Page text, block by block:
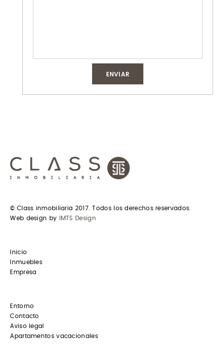
© Class inmobiliaria 2017. Todos los derechos reservados.
Web design by
IMTS Design
Inicio
Inmuebles
Empresa
Entorno
Contacto
Aviso legal
Apartamentos vacacionales